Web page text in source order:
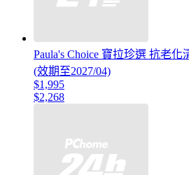
Paula's Choice 寶拉珍選 抗老
(效期至2027/04)
$1,995
$2,268